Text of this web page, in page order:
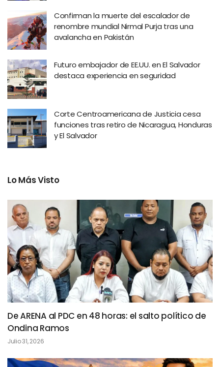
Confirman la muerte del escalador de
renombre mundial Nirmal Purja tras una
avalancha en Pakistán
Futuro embajador de EE.UU. en El Salvador
destaca experiencia en seguridad
Corte Centroamericana de Justicia cesa
funciones tras retiro de Nicaragua, Honduras
y El Salvador
Lo Más Visto
De ARENA al PDC en 48 horas: el salto político de
Ondina Ramos
Julio 31, 2026